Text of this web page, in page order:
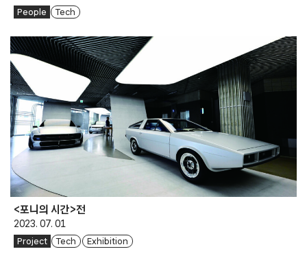
People Tech
<포니의 시간>전
2023. 07. 01
Project Tech Exhibition